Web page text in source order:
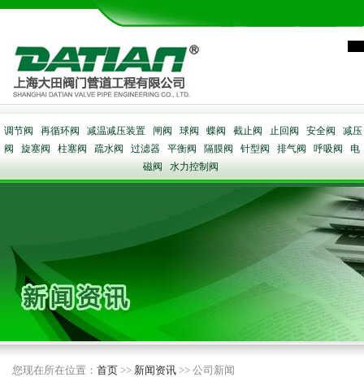
调节阀 再循环阀 减温减压装置 闸阀 球阀 蝶阀 截止阀 止回阀 安全阀
减压
阀
旋塞阀 柱塞阀 疏水阀 过滤器 平衡阀 隔膜阀 针型阀 排气阀 呼吸阀
电
磁阀
水力控制阀
您现在所在位置： 首页 >> 新闻资讯 >> 公司新闻